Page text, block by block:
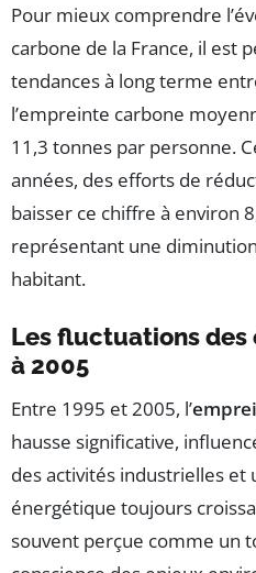
Pour mieux comprendre
carbone de la France, il est
tendances à long terme
l’empreinte carbone
11,3 tonnes par personne.
années, des efforts de
baisser ce chiffre à environ
représentant une
habitant.
Les fluctuations des
à 2005
Entre 1995 et 2005, l’
hausse significative,
des activités industrielles et
énergétique toujours
souvent perçue comme un